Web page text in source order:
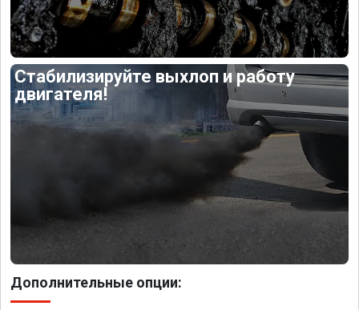
Стабилизируйте выхлоп и работу
двигателя!
Дополнительные опции: